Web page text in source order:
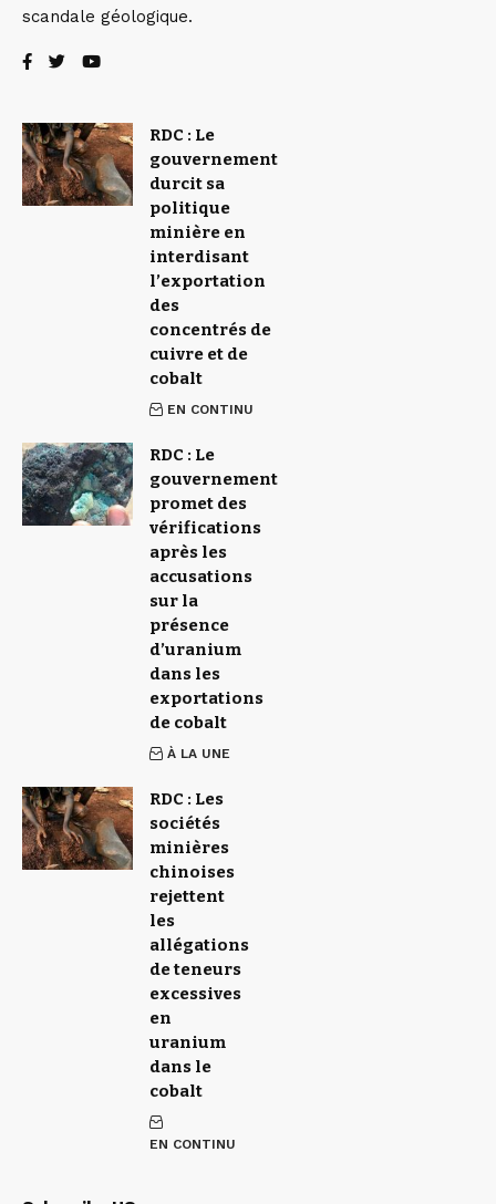
scandale géologique.
RDC : Le
gouvernement
durcit sa
politique
minière en
interdisant
l’exportation
des
concentrés de
cuivre et de
cobalt
EN CONTINU
RDC : Le
gouvernement
promet des
vérifications
après les
accusations
sur la
présence
d’uranium
dans les
exportations
de cobalt
À LA UNE
RDC : Les
sociétés
minières
chinoises
rejettent
les
allégations
de teneurs
excessives
en
uranium
dans le
cobalt
EN CONTINU